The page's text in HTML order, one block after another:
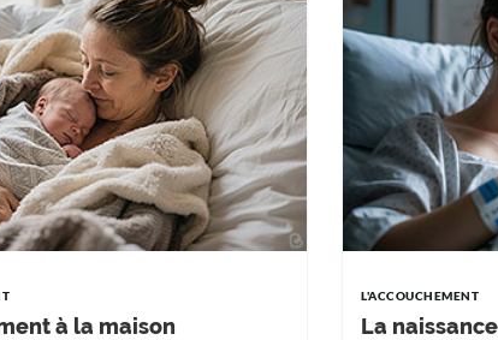
à la maison
L'ACCOUCHEMENT
La naissance